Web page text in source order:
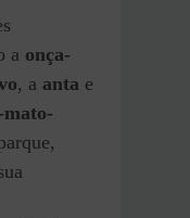
a onça-
, a anta e